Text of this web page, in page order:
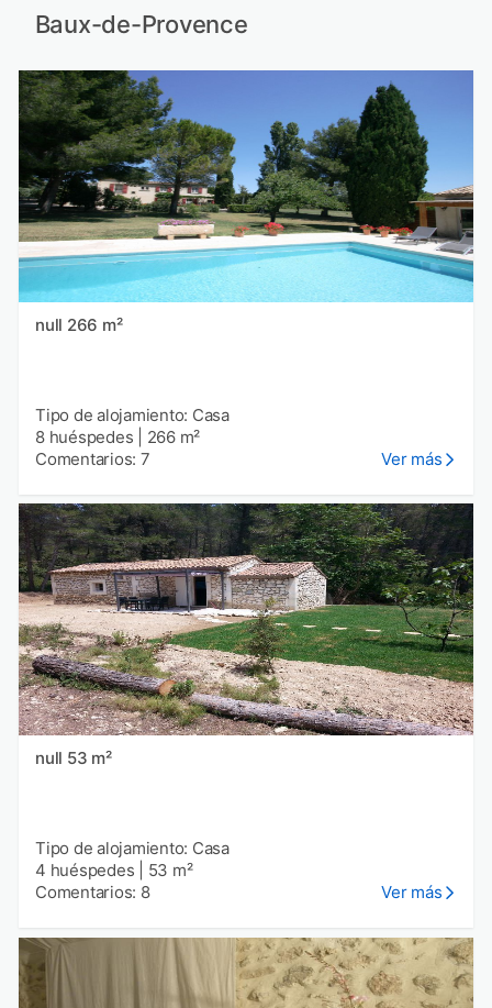
Baux-de-Provence
null 266 m²
Tipo de alojamiento: Casa
8 huéspedes
266 m²
Comentarios: 7
Ver más
null 53 m²
Tipo de alojamiento: Casa
4 huéspedes
53 m²
Comentarios: 8
Ver más